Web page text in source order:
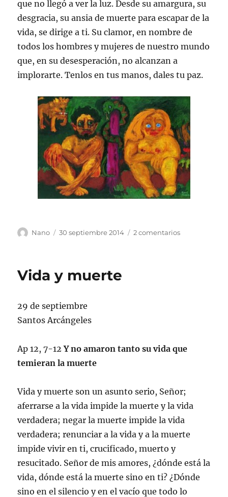
que no llegó a ver la luz. Desde su amargura, su
desgracia, su ansia de muerte para escapar de la
vida, se dirige a ti. Su clamor, en nombre de
todos los hombres y mujeres de nuestro mundo
que, en su desesperación, no alcanzan a
implorarte. Tenlos en tus manos, dales tu paz.
Autor
Nano
Publicado
30 septiembre 2014 2 comentariosen
Vida y muerte
29 de septiembre
Santos Arcángeles
Ap 12, 7-12Y no amaron tanto su vida que
temieran la muerte
Vida y muerte son un asunto serio, Señor;
aferrarse a la vida impide la muerte y la vida
verdadera; negar la muerte impide la vida
verdadera; renunciar a la vida y a la muerte
impide vivir en ti, crucificado, muerto y
resucitado. Señor de mis amores, ¿dónde está la
vida, dónde está la muerte sino en ti? ¿Dónde
sino en el silencio y en el vacío que todo lo